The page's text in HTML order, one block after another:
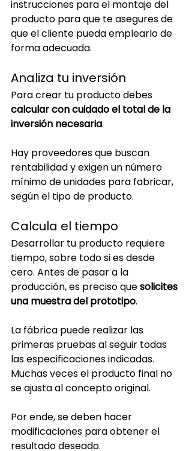
instrucciones para el montaje del
producto para que te asegures de
que el cliente pueda emplearlo de
forma adecuada.
Analiza tu inversión
Para crear tu producto debes
calcular con cuidado el total de la
inversión necesaria.
Hay proveedores que buscan
rentabilidad y exigen un número
mínimo de unidades para fabricar,
según el tipo de producto.
Calcula el tiempo
Desarrollar tu producto requiere
tiempo, sobre todo si es desde
cero. Antes de pasar a la
producción, es preciso que solicites
una muestra del prototipo.
La fábrica puede realizar las
primeras pruebas al seguir todas
las especificaciones indicadas.
Muchas veces el producto final no
se ajusta al concepto original.
Por ende, se deben hacer
modificaciones para obtener el
resultado deseado.